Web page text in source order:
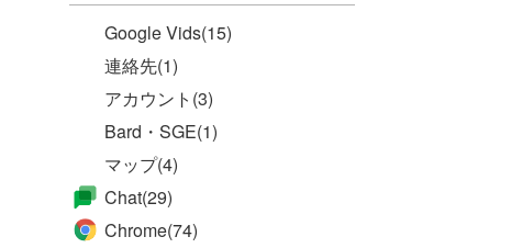
Google Vids(15)
連絡先(1)
アカウント (3)
Bard・SGE(1)
マップ(4)
Chat(29)
Chrome(74)